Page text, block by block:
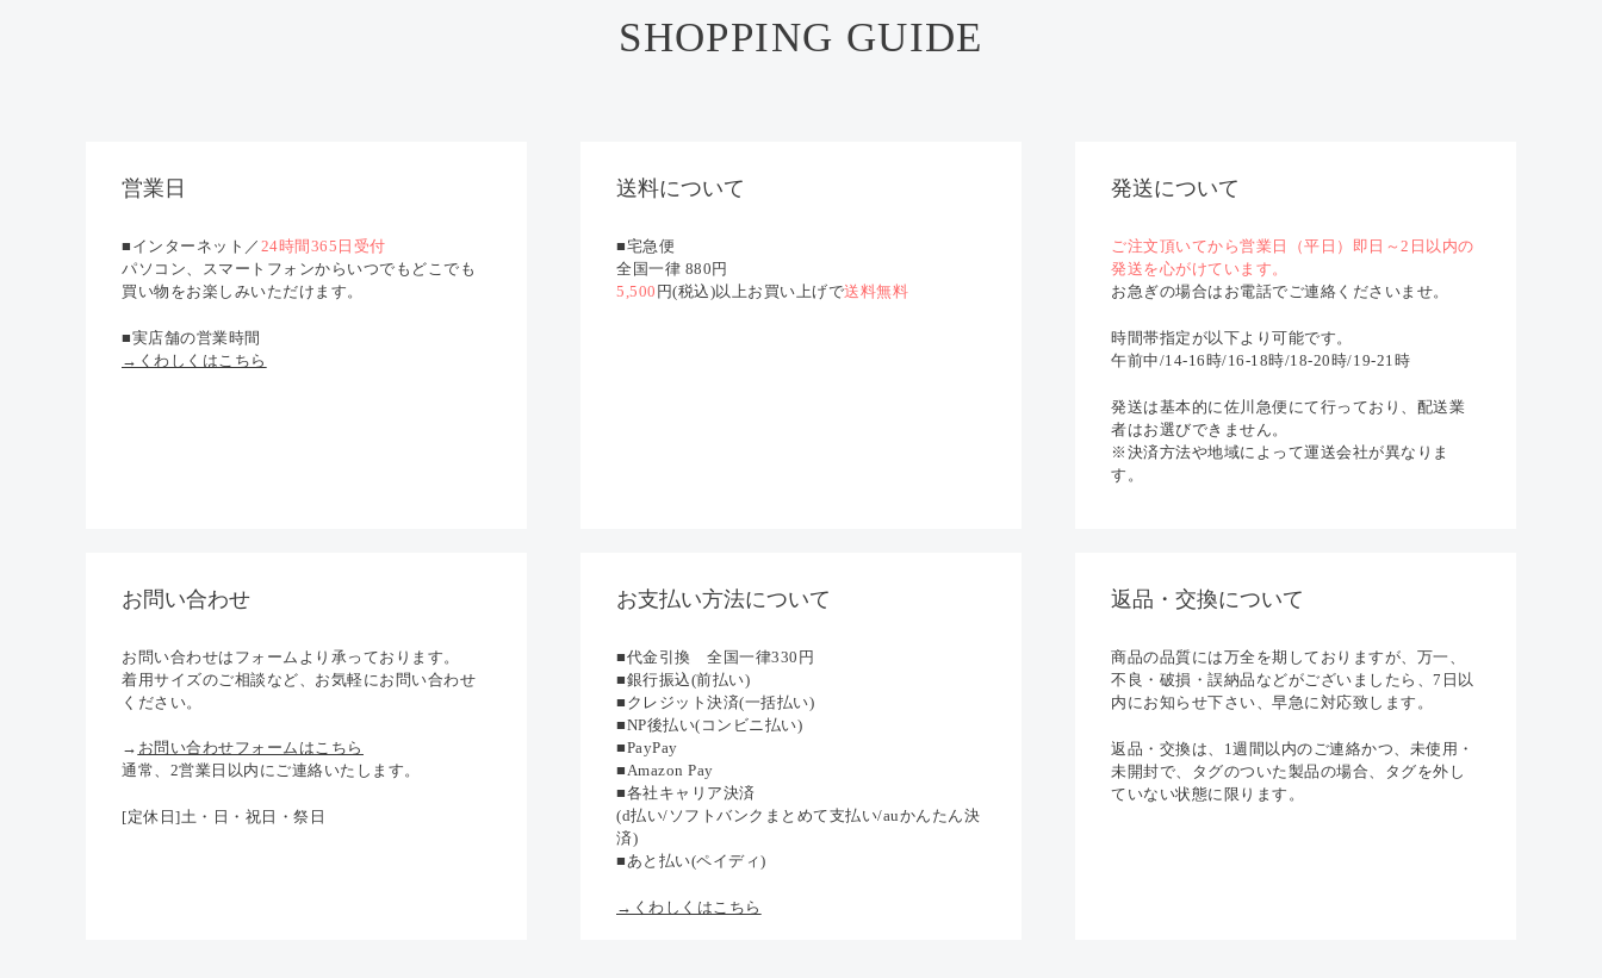
SHOPPING GUIDE
営業日
■インターネット／ 24時間365日受付
パソコン、スマートフォンからいつでもどこでも
買い物をお楽しみいただけます。
■実店舗の営業時間
→くわしくはこちら
送料について
■宅急便
全国一律 880円
5,500 円(税込)以上お買い上げで送料無料
発送について
ご注文頂いてから営業日（平日）即日～2日以内の
発送を心がけています。
お急ぎの場合はお電話でご連絡くださいませ。
時間帯指定が以下より可能です。
午前中/14-16時/16-18時/18-20時/19-21時
発送は基本的に佐川急便にて行っており、配送業
者はお選びできません。
※決済方法や地域によって運送会社が異なりま
す。
お問い合わせ
お問い合わせはフォームより承っております。
着用サイズのご相談など、お気軽にお問い合わせ
ください。
→ お問い合わせフォームはこちら
通常、2営業日以内にご連絡いたします。
[定休日]土・日・祝日・祭日
お支払い方法について
■代金引換 全国一律330円
■銀行振込(前払い)
■クレジット決済(一括払い)
■NP後払い(コンビニ払い)
■PayPay
■Amazon Pay
■各社キャリア決済
(d払い/ソフトバンクまとめて支払い/auかんたん決
済)
■あと払い(ペイディ)
→くわしくはこちら
返品・交換について
商品の品質には万全を期しておりますが、万一、
不良・破損・誤納品などがございましたら、7日以
内にお知らせ下さい、早急に対応致します。
返品・交換は、1週間以内のご連絡かつ、未使用・
未開封で、タグのついた製品の場合、タグを外し
ていない状態に限ります。